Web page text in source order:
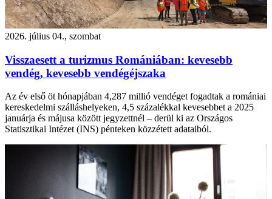
2026. július 04., szombat
Visszaesett a turizmus Romániában: kevesebb
vendég, kevesebb vendégéjszaka
Az év első öt hónapjában 4,287 millió vendéget fogadtak a romániai
kereskedelmi szálláshelyeken, 4,5 százalékkal kevesebbet a 2025
januárja és májusa között jegyzettnél – derül ki az Országos
Statisztikai Intézet (INS) pénteken közzétett adataiból.